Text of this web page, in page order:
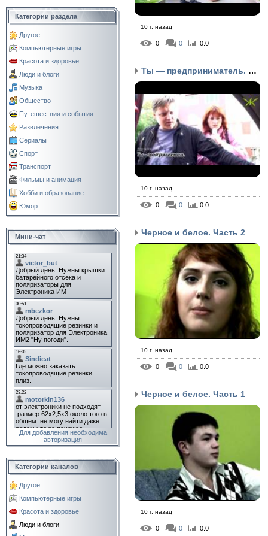
Категории раздела
Другое
Компьютерные игры
Красота и здоровье
Люди и блоги
Музыка
Общество
Путешествия и события
Развлечения
Сериалы
Спорт
Транспорт
Фильмы и анимация
Хобби и образование
Юмор
Мини-чат
Для добавления необходима
авторизация
Категории каналов
Другое
Компьютерные игры
Красота и здоровье
Люди и блоги
10 г. назад
0 0 0.0
Ты — предприниматель. Ч...
10 г. назад
0 0 0.0
Черное и белое. Часть 2
10 г. назад
0 0 0.0
Черное и белое. Часть 1
10 г. назад
0 0 0.0